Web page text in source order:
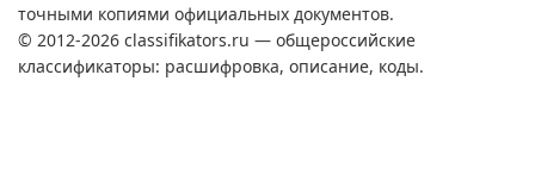
точными копиями официальных документов.
© 2012-2026 classifikators.ru — общероссийские
классификаторы: расшифровка, описание, коды.